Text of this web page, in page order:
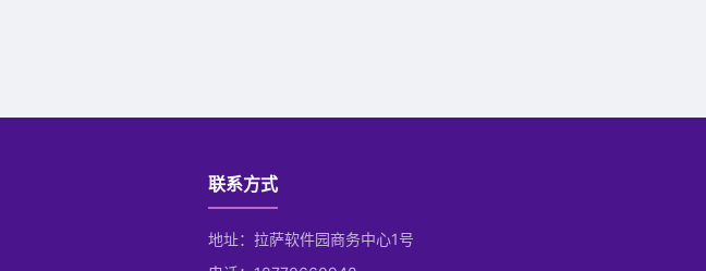
联系方式
地址：拉萨软件园商务中心1号